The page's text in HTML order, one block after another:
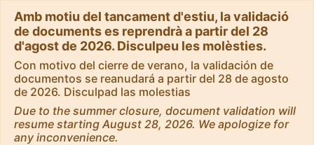
Amb motiu del tancament d'estiu, la validació
de documents es reprendrà a partir del 28
d'agost de 2026. Disculpeu les molèsties.
Con motivo del cierre de verano, la validación de
documentos se reanudará a partir del 28 de agosto
de 2026. Disculpad las molestias
Due to the summer closure, document validation will
resume starting August 28, 2026. We apologize for
any inconvenience.